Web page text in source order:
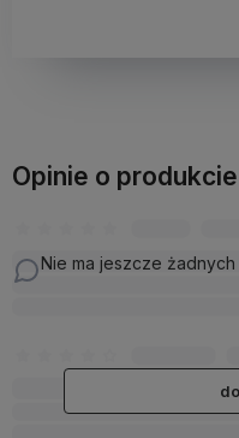
Opinie o
Nie ma jeszcze